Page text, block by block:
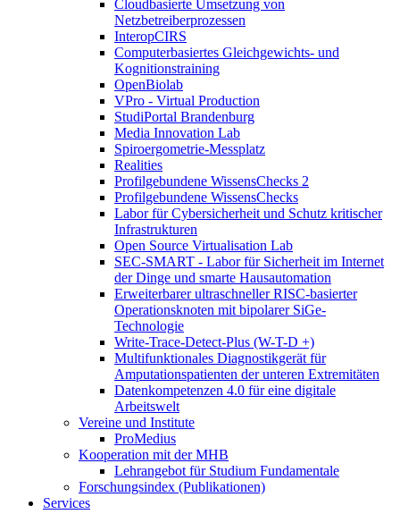
Cloudbasierte Umsetzung von
Netzbetreiberprozessen
InteropCIRS
Computerbasiertes Gleichgewichts- und
Kognitionstraining
OpenBiolab
VPro - Virtual Production
StudiPortal Brandenburg
Media Innovation Lab
Spiroergometrie-Messplatz
Realities
Profilgebundene WissensChecks 2
Profilgebundene WissensChecks
Labor für Cybersicherheit und Schutz kritischer
Infrastrukturen
Open Source Virtualisation Lab
SEC-SMART - Labor für Sicherheit im Internet
der Dinge und smarte Hausautomation
Erweiterbarer ultraschneller RISC-basierter
Operationsknoten mit bipolarer SiGe-
Technologie
Write-Trace-Detect-Plus (W-T-D +)
Multifunktionales Diagnostikgerät für
Amputationspatienten der unteren Extremitäten
Datenkompetenzen 4.0 für eine digitale
Arbeitswelt
Vereine und Institute
ProMedius
Kooperation mit der MHB
Lehrangebot für Studium Fundamentale
Forschungsindex (Publikationen)
Services